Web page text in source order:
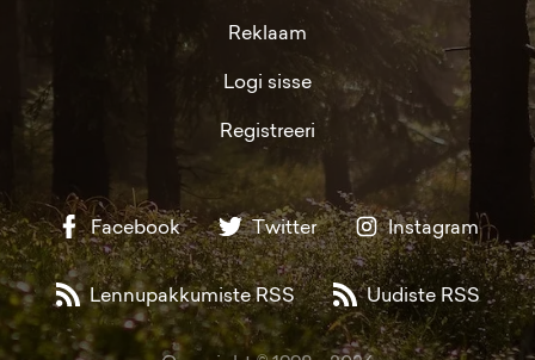
Reklaam
Logi sisse
Registreeri
Facebook Twitter Instagram
Lennupakkumiste RSS Uudiste RSS